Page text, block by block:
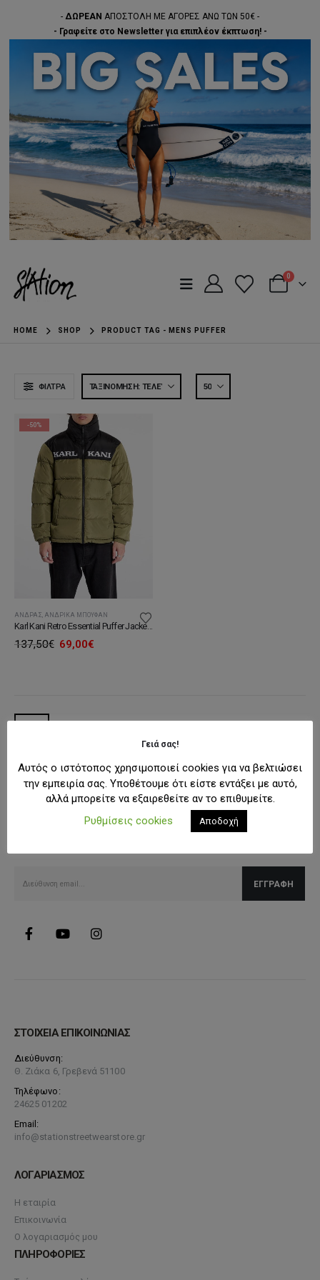
- ΔΩΡΕΑΝ ΑΠΟΣΤΟΛΗ ΜΕ ΑΓΟΡΕΣ ΑΝΩ ΤΩΝ 50€ -
- Γραφείτε στο Newsletter για επιπλέον έκπτωση! -
0
HOME SHOP PRODUCT TAG - MENS PUFFER
ΦΊΛΤΡΑ
-50%
ΆΝΔΡΑΣ ΑΝΔΡΙΚΆ ΜΠΟΥΦΆΝ
Karl Kani Retro Essential Puffer Jacket Olive
137,50€ Original
69,00€Η
Λάβετε όλες τις τελευταίες πληροφορίες για εκπτώσεις και
ΣΤΟΙΧΕΙΑ ΕΠΙΚΟΙΝΩΝΙΑΣ
Διεύθυνση:
Θ. Ζιάκα 6, Γρεβενά 51100
Τηλέφωνο:
24625 01202
Email:
info@stationstreetwearstore.gr
ΛΟΓΑΡΙΑΣΜΟΣ
Η εταιρία
Επικοινωνία
Ο λογαριασμός μου
ΠΛΗΡΟΦΟΡΙΕΣ
Γειά σας!
Αυτός ο ιστότοπος χρησιμοποιεί cookies για να βελτιώσει
την εμπειρία σας. Υποθέτουμε ότι είστε εντάξει με αυτό,
αλλά μπορείτε να εξαιρεθείτε αν το επιθυμείτε.
Ρυθμίσεις cookies
Αποδοχή